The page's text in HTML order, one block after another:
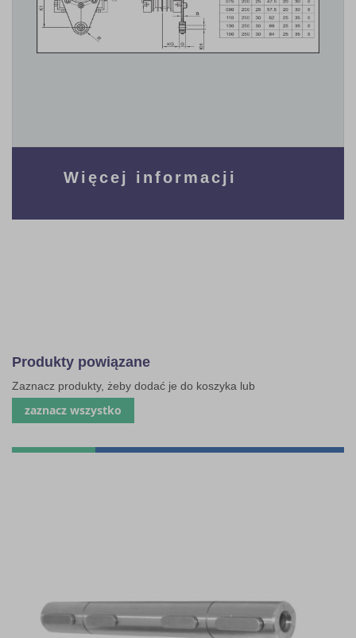
Więcej informacji
Produkty powiązane
Zaznacz produkty, żeby dodać je do koszyka lub
zaznacz wszystko